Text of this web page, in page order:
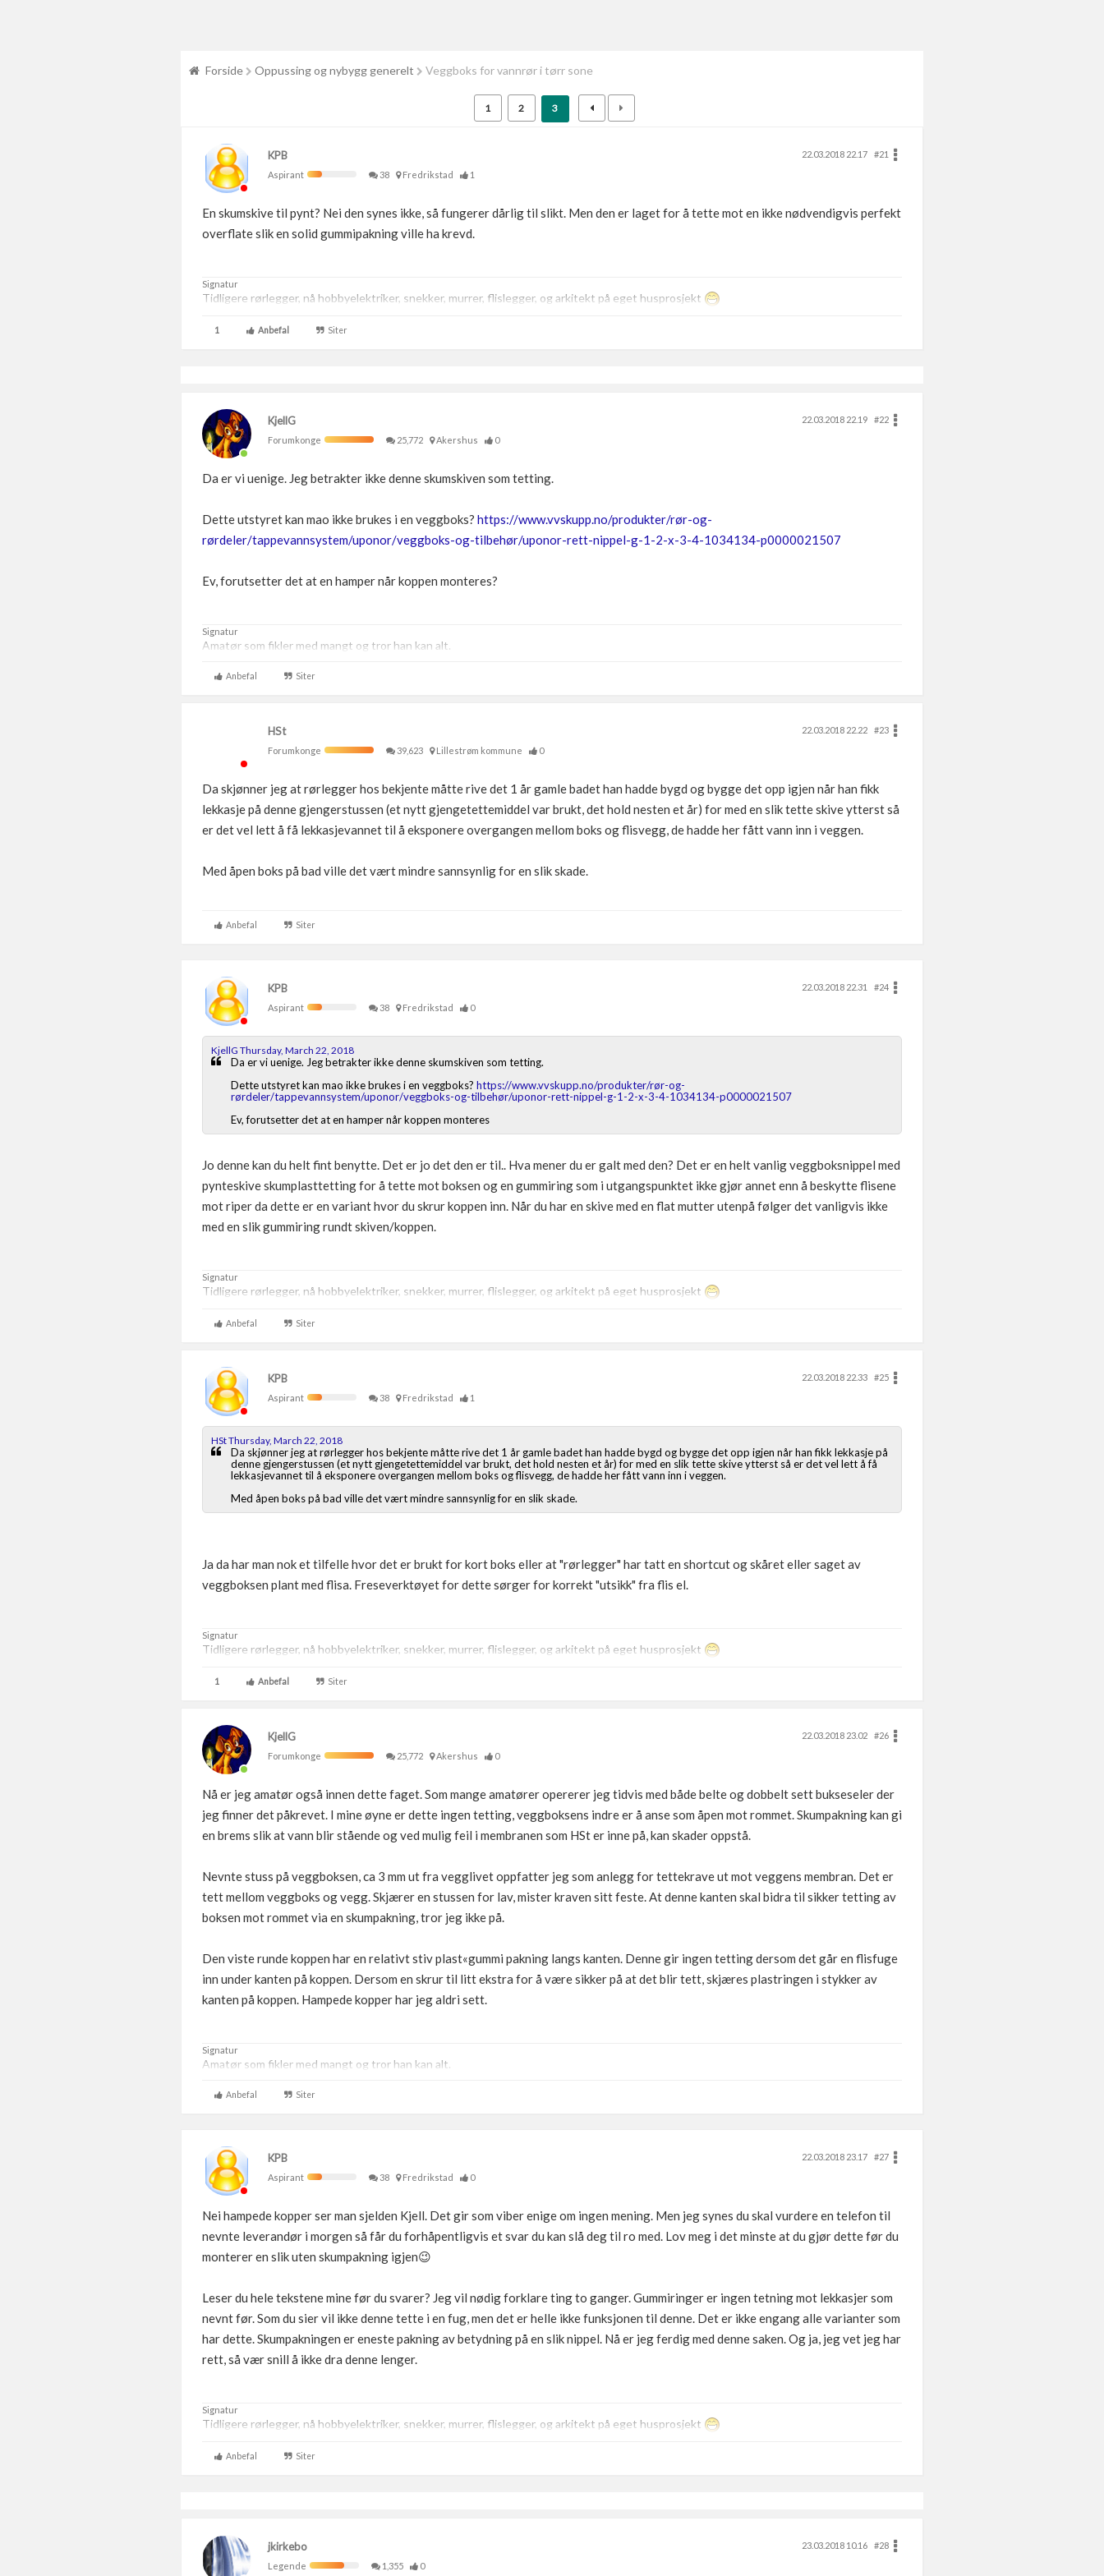
Forside Oppussing og nybygg generelt Veggboks for vannrør i tørr sone
1 2 3
KPB 22.03.2018 22.17
#21
Aspirant
38 Fredrikstad 1
En skumskive til pynt? Nei den synes ikke, så fungerer dårlig til slikt. Men den er laget for å tette mot en ikke nødvendigvis perfekt
overflate slik en solid gummipakning ville ha krevd.
Signatur
Tidligere rørlegger, nå hobbyelektriker, snekker, murrer, flislegger, og arkitekt på eget husprosjekt
1 Anbefal Siter
KjellG 22.03.2018 22.19
#22
Forumkonge
25,772 Akershus 0
Da er vi uenige. Jeg betrakter ikke denne skumskiven som tetting.
Dette utstyret kan mao ikke brukes i en veggboks? https://www.vvskupp.no/produkter/rør-og-
rørdeler/tappevannsystem/uponor/veggboks-og-tilbehør/uponor-rett-nippel-g-1-2-x-3-4-1034134-p0000021507
Ev, forutsetter det at en hamper når koppen monteres?
Signatur
Amatør som fikler med mangt og tror han kan alt.
Anbefal Siter
HSt 22.03.2018 22.22
#23
Forumkonge
39,623 Lillestrøm kommune 0
Da skjønner jeg at rørlegger hos bekjente måtte rive det 1 år gamle badet han hadde bygd og bygge det opp igjen når han fikk
lekkasje på denne gjengerstussen (et nytt gjengetettemiddel var brukt, det hold nesten et år) for med en slik tette skive ytterst så
er det vel lett å få lekkasjevannet til å eksponere overgangen mellom boks og flisvegg, de hadde her fått vann inn i veggen.
Med åpen boks på bad ville det vært mindre sannsynlig for en slik skade.
Anbefal Siter
KPB 22.03.2018 22.31
#24
Aspirant
38 Fredrikstad 0
KjellG Thursday, March 22, 2018
Da er vi uenige. Jeg betrakter ikke denne skumskiven som tetting.
Dette utstyret kan mao ikke brukes i en veggboks? https://www.vvskupp.no/produkter/rør-og-
rørdeler/tappevannsystem/uponor/veggboks-og-tilbehør/uponor-rett-nippel-g-1-2-x-3-4-1034134-p0000021507
Ev, forutsetter det at en hamper når koppen monteres
Jo denne kan du helt fint benytte. Det er jo det den er til.. Hva mener du er galt med den? Det er en helt vanlig veggboksnippel med
pynteskive skumplasttetting for å tette mot boksen og en gummiring som i utgangspunktet ikke gjør annet enn å beskytte flisene
mot riper da dette er en variant hvor du skrur koppen inn. Når du har en skive med en flat mutter utenpå følger det vanligvis ikke
med en slik gummiring rundt skiven/koppen.
Signatur
Tidligere rørlegger, nå hobbyelektriker, snekker, murrer, flislegger, og arkitekt på eget husprosjekt
Anbefal Siter
KPB 22.03.2018 22.33
#25
Aspirant
38 Fredrikstad 1
HSt Thursday, March 22, 2018
Da skjønner jeg at rørlegger hos bekjente måtte rive det 1 år gamle badet han hadde bygd og bygge det opp igjen når han fikk lekkasje på
denne gjengerstussen (et nytt gjengetettemiddel var brukt, det hold nesten et år) for med en slik tette skive ytterst så er det vel lett å få
lekkasjevannet til å eksponere overgangen mellom boks og flisvegg, de hadde her fått vann inn i veggen.
Med åpen boks på bad ville det vært mindre sannsynlig for en slik skade.
Ja da har man nok et tilfelle hvor det er brukt for kort boks eller at "rørlegger" har tatt en shortcut og skåret eller saget av
veggboksen plant med flisa. Freseverktøyet for dette sørger for korrekt "utsikk" fra flis el.
Signatur
Tidligere rørlegger, nå hobbyelektriker, snekker, murrer, flislegger, og arkitekt på eget husprosjekt
1 Anbefal Siter
KjellG 22.03.2018 23.02
#26
Forumkonge
25,772 Akershus 0
Nå er jeg amatør også innen dette faget. Som mange amatører opererer jeg tidvis med både belte og dobbelt sett bukseseler der
jeg finner det påkrevet. I mine øyne er dette ingen tetting, veggboksens indre er å anse som åpen mot rommet. Skumpakning kan gi
en brems slik at vann blir stående og ved mulig feil i membranen som HSt er inne på, kan skader oppstå.
Nevnte stuss på veggboksen, ca 3 mm ut fra vegglivet oppfatter jeg som anlegg for tettekrave ut mot veggens membran. Det er
tett mellom veggboks og vegg. Skjærer en stussen for lav, mister kraven sitt feste. At denne kanten skal bidra til sikker tetting av
boksen mot rommet via en skumpakning, tror jeg ikke på.
Den viste runde koppen har en relativt stiv plast«gummi pakning langs kanten. Denne gir ingen tetting dersom det går en flisfuge
inn under kanten på koppen. Dersom en skrur til litt ekstra for å være sikker på at det blir tett, skjæres plastringen i stykker av
kanten på koppen. Hampede kopper har jeg aldri sett.
Signatur
Amatør som fikler med mangt og tror han kan alt.
Anbefal Siter
KPB 22.03.2018 23.17
#27
Aspirant
38 Fredrikstad 0
Nei hampede kopper ser man sjelden Kjell. Det gir som viber enige om ingen mening. Men jeg synes du skal vurdere en telefon til
nevnte leverandør i morgen så får du forhåpentligvis et svar du kan slå deg til ro med. Lov meg i det minste at du gjør dette før du
monterer en slik uten skumpakning igjen😉
Leser du hele tekstene mine før du svarer? Jeg vil nødig forklare ting to ganger. Gummiringer er ingen tetning mot lekkasjer som
nevnt før. Som du sier vil ikke denne tette i en fug, men det er helle ikke funksjonen til denne. Det er ikke engang alle varianter som
har dette. Skumpakningen er eneste pakning av betydning på en slik nippel. Nå er jeg ferdig med denne saken. Og ja, jeg vet jeg har
rett, så vær snill å ikke dra denne lenger.
Signatur
Tidligere rørlegger, nå hobbyelektriker, snekker, murrer, flislegger, og arkitekt på eget husprosjekt
Anbefal Siter
jkirkebo 23.03.2018 10.16
#28
Legende
1,355 0